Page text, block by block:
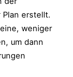
erstellt.
weniger
um dann